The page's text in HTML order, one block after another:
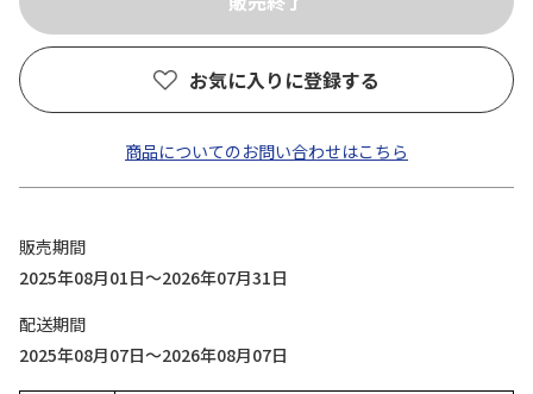
お気に入りに登録する
商品についてのお問い合わせはこちら
販売期間
2025年08月01日～2026年07月31日
配送期間
2025年08月07日～2026年08月07日